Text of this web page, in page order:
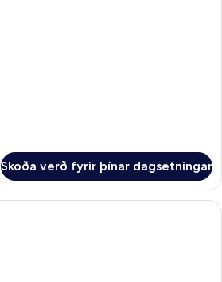
Skoða verð fyrir þínar dagsetningar